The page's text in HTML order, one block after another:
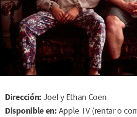
Dirección:Joel y Ethan Coen
Disponible en:Apple TV (rentar o